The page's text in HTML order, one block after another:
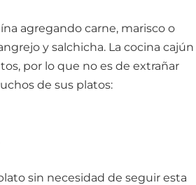
agregando carne, marisco o
y salchicha. La cocina cajún
por lo que no es de extrañar
de sus platos:
sin necesidad de seguir esta